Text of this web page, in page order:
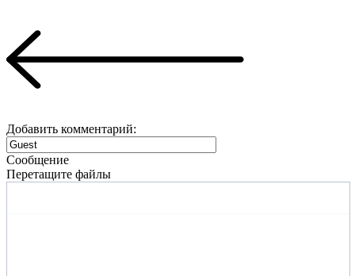
Добавить комментарий:
Сообщение
Перетащите файлы